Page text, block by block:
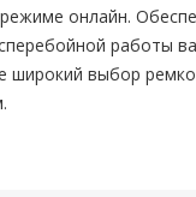
онлайн.
работы
широкий выбор